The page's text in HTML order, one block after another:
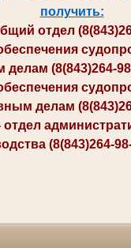
получить:
отдел
делам (8(843)264-
делам
(8(843)264-